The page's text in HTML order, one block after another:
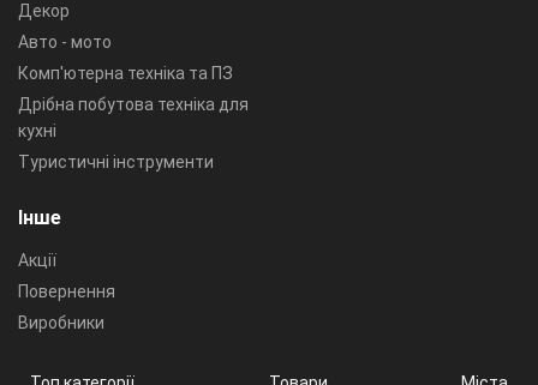
Декор
Авто - мото
Комп'ютерна техніка та ПЗ
Дрібна побутова техніка для
кухні
Туристичні інструменти
Інше
Акції
Повернення
Виробники